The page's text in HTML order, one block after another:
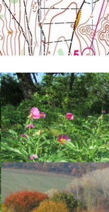
Képek: